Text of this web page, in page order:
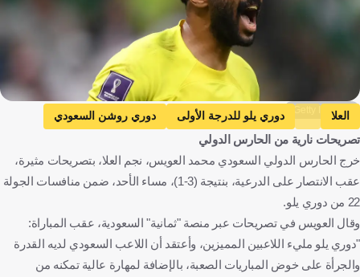
Getty Images
العلا دوري يلو للدرجة الأولى
دوري روشن السعودي
سالم الدوسري
المملكة العربية السعودية
تصريحات نارية من الحارس الدولي
خرج الحارس الدولي السعودي محمد العويس، نجم العلا، بتصريحات مثيرة،
عقب الانتصار على الدرعية، بنتيجة (3-1)، مساء الأحد، ضمن منافسات الجولة
22 من دوري يلو.
وقال العويس في تصريحات عبر منصة "ثمانية" السعودية، عقب المباراة:
"دوري يلو مليء اللاعبين المميزين، وأعتقد أن اللاعب السعودي لديه القدرة
والجرأة على خوض المباريات الصعبة، بالإضافة لمهارة عالية تمكنه من